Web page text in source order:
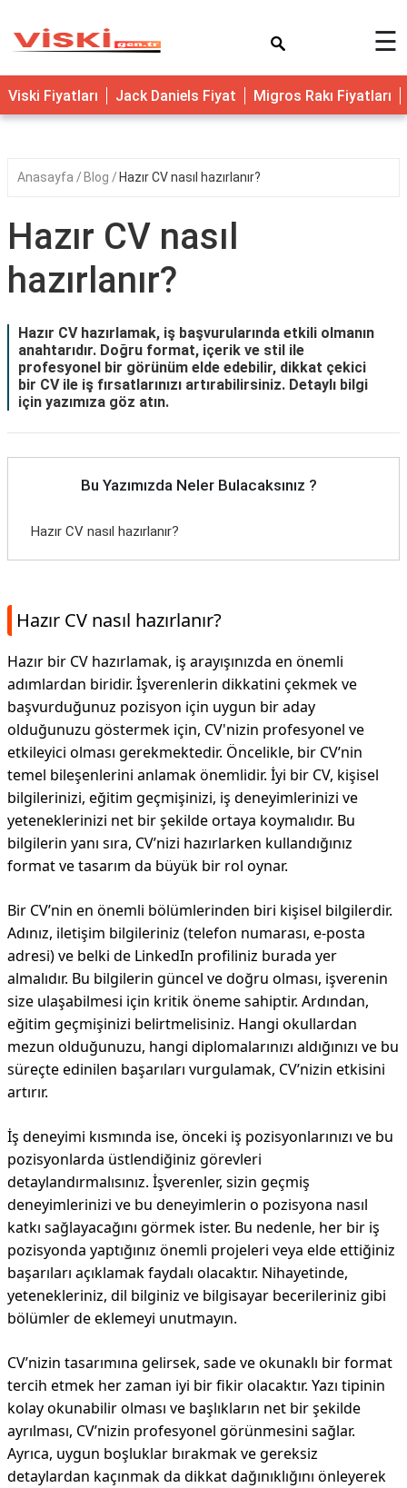
☰
Viski Fiyatları Jack Daniels Fiyat Migros Rakı Fiyatları
Anasayfa Blog Hazır CV nasıl hazırlanır?
Hazır CV nasıl
hazırlanır?
Hazır CV hazırlamak, iş başvurularında etkili olmanın
anahtarıdır. Doğru format, içerik ve stil ile
profesyonel bir görünüm elde edebilir, dikkat çekici
bir CV ile iş fırsatlarınızı artırabilirsiniz. Detaylı bilgi
için yazımıza göz atın.
Bu Yazımızda Neler Bulacaksınız ?
Hazır CV nasıl hazırlanır?
Hazır CV nasıl hazırlanır?
Hazır bir CV hazırlamak, iş arayışınızda en önemli
adımlardan biridir. İşverenlerin dikkatini çekmek ve
başvurduğunuz pozisyon için uygun bir aday
olduğunuzu göstermek için, CV'nizin profesyonel ve
etkileyici olması gerekmektedir. Öncelikle, bir CV’nin
temel bileşenlerini anlamak önemlidir. İyi bir CV, kişisel
bilgilerinizi, eğitim geçmişinizi, iş deneyimlerinizi ve
yeteneklerinizi net bir şekilde ortaya koymalıdır. Bu
bilgilerin yanı sıra, CV’nizi hazırlarken kullandığınız
format ve tasarım da büyük bir rol oynar.
Bir CV’nin en önemli bölümlerinden biri kişisel bilgilerdir.
Adınız, iletişim bilgileriniz (telefon numarası, e-posta
adresi) ve belki de LinkedIn profiliniz burada yer
almalıdır. Bu bilgilerin güncel ve doğru olması, işverenin
size ulaşabilmesi için kritik öneme sahiptir. Ardından,
eğitim geçmişinizi belirtmelisiniz. Hangi okullardan
mezun olduğunuzu, hangi diplomalarınızı aldığınızı ve bu
süreçte edinilen başarıları vurgulamak, CV’nizin etkisini
artırır.
İş deneyimi kısmında ise, önceki iş pozisyonlarınızı ve bu
pozisyonlarda üstlendiğiniz görevleri
detaylandırmalısınız. İşverenler, sizin geçmiş
deneyimlerinizi ve bu deneyimlerin o pozisyona nasıl
katkı sağlayacağını görmek ister. Bu nedenle, her bir iş
pozisyonda yaptığınız önemli projeleri veya elde ettiğiniz
başarıları açıklamak faydalı olacaktır. Nihayetinde,
yetenekleriniz, dil bilginiz ve bilgisayar becerileriniz gibi
bölümler de eklemeyi unutmayın.
CV’nizin tasarımına gelirsek, sade ve okunaklı bir format
tercih etmek her zaman iyi bir fikir olacaktır. Yazı tipinin
kolay okunabilir olması ve başlıkların net bir şekilde
ayrılması, CV’nizin profesyonel görünmesini sağlar.
Ayrıca, uygun boşluklar bırakmak ve gereksiz
detaylardan kaçınmak da dikkat dağınıklığını önleyerek